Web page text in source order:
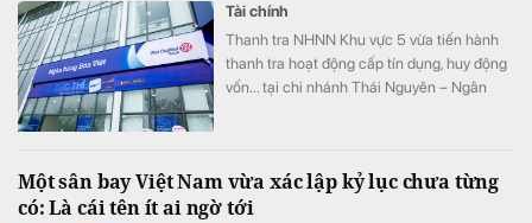
Tài chính
Thanh tra NHNN Khu vực 5 vừa tiến hành
thanh tra hoạt động cấp tín dụng, huy động
vốn... tại chi nhánh Thái Nguyên – Ngân
Một sân bay Việt Nam vừa xác lập kỷ lục chưa từng
có: Là cái tên ít ai ngờ tới